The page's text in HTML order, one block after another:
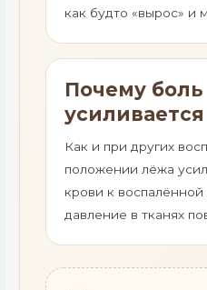
как будто «вырос» и
Почему боль
Как и при других
положении лёжа
крови к воспалённой
давление в тканях